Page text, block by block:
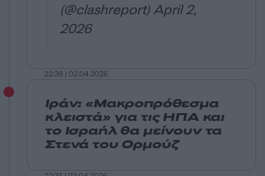
(@clashreport)April 2,
2026
22:38 | 02.04.2026
Ιράν: «Μακροπρόθεσμα
κλειστά» για τις ΗΠΑ και
το Ισραήλ θα μείνουν τα
Στενά του Ορμούζ